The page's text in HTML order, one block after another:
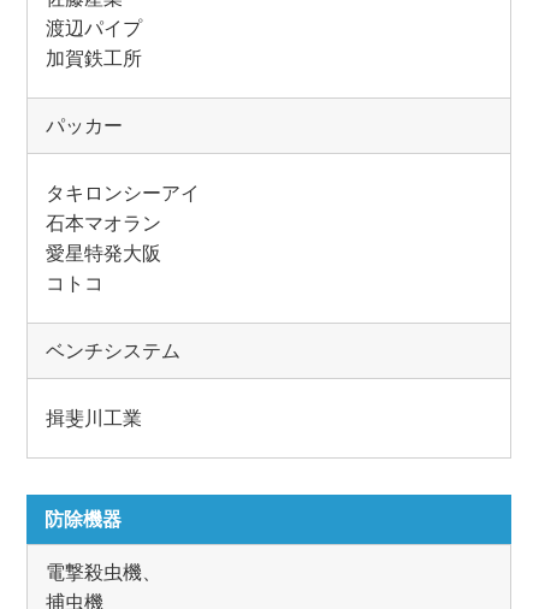
渡辺パイプ
加賀鉄工所
パッカー
タキロンシーアイ
石本マオラン
愛星特発大阪
コトコ
ベンチシステム
揖斐川工業
防除機器
電撃殺虫機、
捕虫機